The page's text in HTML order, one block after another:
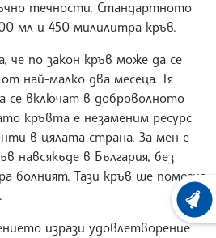
течности. Стандартното
мл и 450 милилитра кръв.
че по закон кръв може да се
най-малко два месеца. Тя
се включат в доброволното
кръвта е незаменим ресурс
в цялата страна. За мен е
навсякъде в България, без
болният. Тази кръв ще помогне
изрази удовлетворение